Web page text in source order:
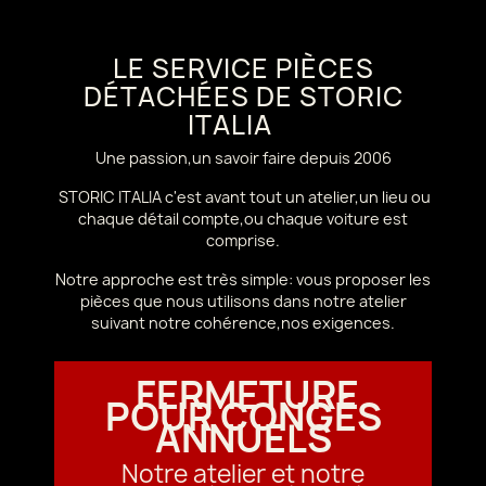
LE SERVICE PIÈCES
DÉTACHÉES DE STORIC
ITALIA
Une passion,un savoir faire depuis 2006
STORIC ITALIA c'est avant tout un atelier,un lieu ou
chaque détail compte,ou chaque voiture est
comprise.
Notre approche est très simple: vous proposer les
pièces que nous utilisons dans notre atelier
suivant notre cohérence,nos exigences.
FERMETURE
POUR CONGÉS
ANNUELS
Notre atelier et notre